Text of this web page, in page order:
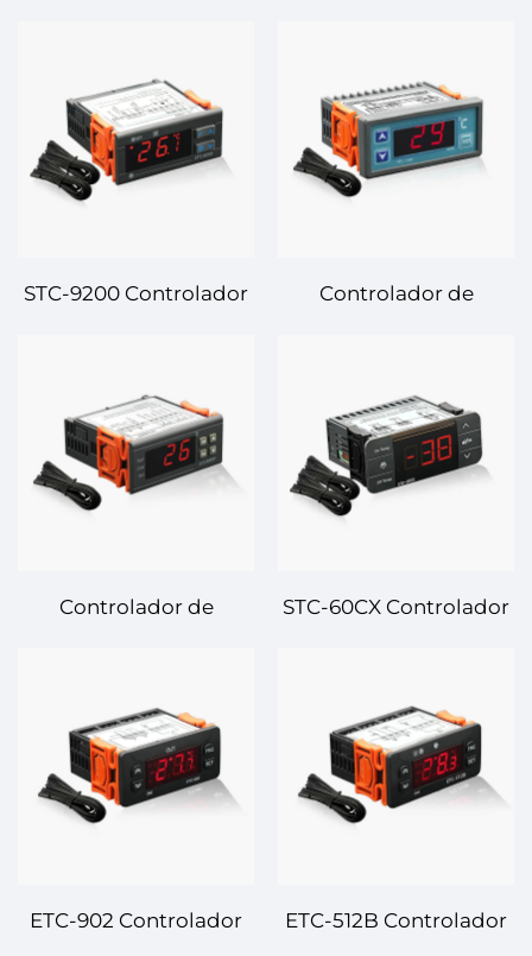
Regulación de
Temperatura Avanzada
para Aplicaciones
Industriales y
Rendimiento Alto,
Control Preciso de
Temperatura para
Aplicaciones
STC-9200 Controlador
de Temperatura
Avanzado, en Varios
Estadios, para
Aplicaciones
Controlador de
Gestión Precisa y
Fiable de la
Temperatura para Sus
Necesidades
Controlador de
Avanzado de
Temperatura para
Precisión y Eficiencia
STC-60CX Controlador
Precisión para
Sistemas de
Enfriamiento y
Calefacción
ETC-902 Controlador
ETC-512B Controlador